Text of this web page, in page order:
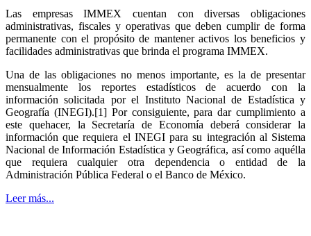
Las empresas IMMEX cuentan con diversas obligaciones
administrativas, fiscales y operativas que deben cumplir de forma
permanente con el propósito de mantener activos los beneficios y
facilidades administrativas que brinda el programa IMMEX.
Una de las obligaciones no menos importante, es la de presentar
mensualmente los reportes estadísticos de acuerdo con la
información solicitada por el Instituto Nacional de Estadística y
Geografía (INEGI).[1] Por consiguiente, para dar cumplimiento a
este quehacer, la Secretaría de Economía deberá considerar la
información que requiera el INEGI para su integración al Sistema
Nacional de Información Estadística y Geográfica, así como aquélla
que requiera cualquier otra dependencia o entidad de la
Administración Pública Federal o el Banco de México.
Leer más...